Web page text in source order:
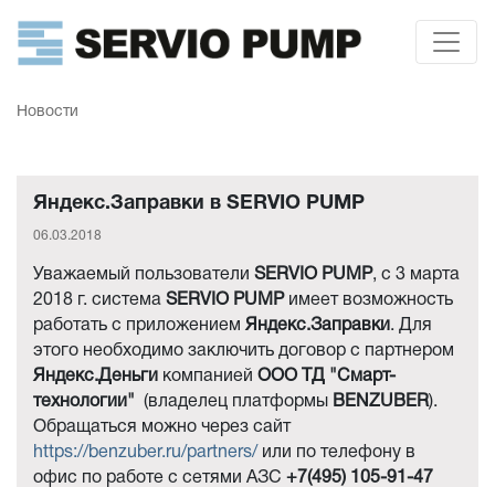
Новости
Яндекс.Заправки в SERVIO PUMP
06.03.2018
Уважаемый пользователи SERVIO PUMP, c 3 марта
2018 г. система SERVIO PUMPимеет возможность
работать с приложением Яндекс.Заправки. Для
этого необходимо заключить договор с партнером
Яндекс.Деньги компанией ООО ТД "Смарт-
технологии" (владелец платформы BENZUBER).
Обращаться можно через сайт
https://benzuber.ru/partners/ или по телефону в
офис по работе с сетями АЗС +7(495) 105-91-47